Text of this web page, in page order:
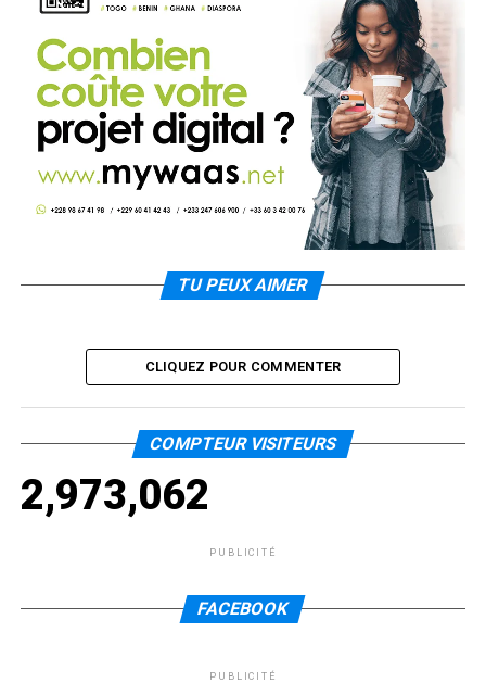
TU PEUX AIMER
CLIQUEZ POUR COMMENTER
COMPTEUR VISITEURS
2,973,062
PUBLICITÉ
FACEBOOK
PUBLICITÉ